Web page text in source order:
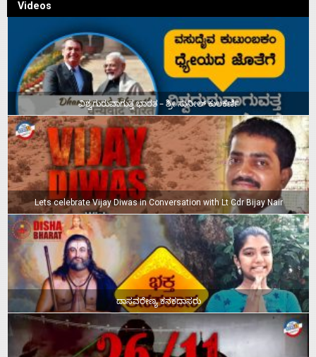
Videos
ವಿಶ್ವಗುರುವಾಗುತ್ತ ಭಾರತ – ಶ್ರೀ ಸುನೀಲ್‌ ಕುಲಕರ್ಣಿ
Lets celebrate Vijay Diwas in Conversation with Lt Cdr Bijay Nair
ದಾಸವರೇಣ್ಯ ಕನಕದಾಸರು